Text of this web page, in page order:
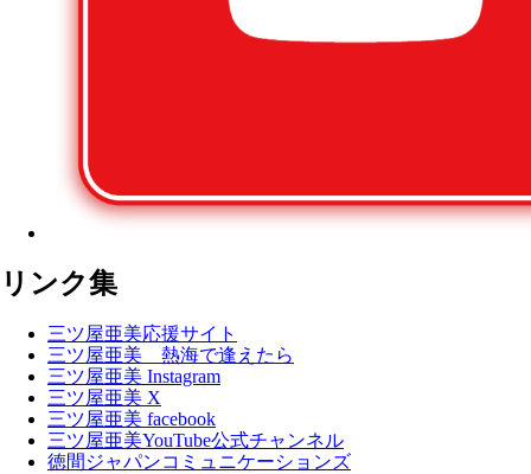
リンク集
三ツ屋亜美応援サイト
三ツ屋亜美 熱海で逢えたら
三ツ屋亜美 Instagram
三ツ屋亜美 X
三ツ屋亜美 facebook
三ツ屋亜美YouTube公式チャンネル
徳間ジャパンコミュニケーションズ